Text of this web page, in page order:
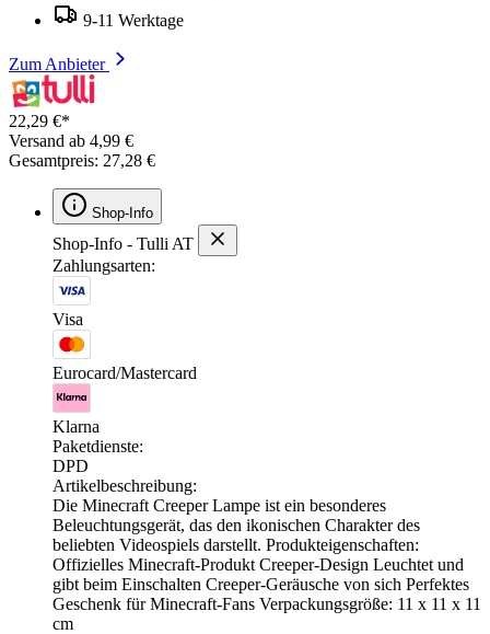
9-11 Werktage
Zum Anbieter
22,29 €*
Versand ab 4,99 €
Gesamtpreis: 27,28 €
Shop-Info
Shop-Info - Tulli AT
Zahlungsarten:
Visa
Eurocard/Mastercard
Klarna
Paketdienste:
DPD
Artikelbeschreibung:
Die Minecraft Creeper Lampe ist ein besonderes
Beleuchtungsgerät, das den ikonischen Charakter des
beliebten Videospiels darstellt. Produkteigenschaften:
Offizielles Minecraft-Produkt Creeper-Design Leuchtet und
gibt beim Einschalten Creeper-Geräusche von sich Perfektes
Geschenk für Minecraft-Fans Verpackungsgröße: 11 x 11 x 11
cm